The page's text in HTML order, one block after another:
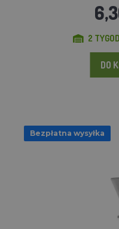
2
DO
Bezpłatna wysyłka